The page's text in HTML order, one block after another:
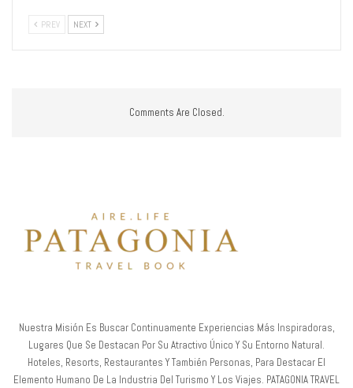
PREV NEXT
Comments Are Closed.
Nuestra Misión Es Buscar Continuamente Experiencias Más Inspiradoras,
Lugares Que Se Destacan Por Su Atractivo Único Y Su Entorno Natural.
Hoteles, Resorts, Restaurantes Y También Personas, Para Destacar El
Elemento Humano De La Industria Del Turismo Y Los Viajes. PATAGONIA TRAVEL